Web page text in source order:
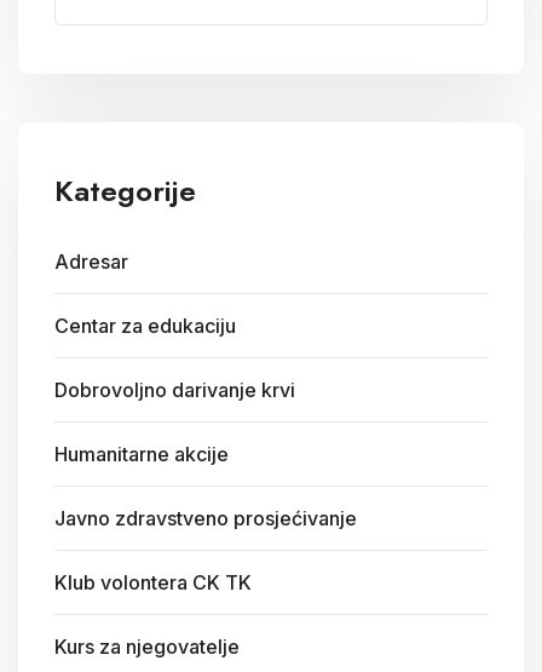
Kategorije
Adresar
Centar za edukaciju
Dobrovoljno darivanje krvi
Humanitarne akcije
Javno zdravstveno prosjećivanje
Klub volontera CK TK
Kurs za njegovatelje